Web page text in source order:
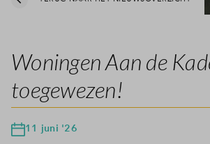
Woningen Aan de
toegewezen!
11 juni '26